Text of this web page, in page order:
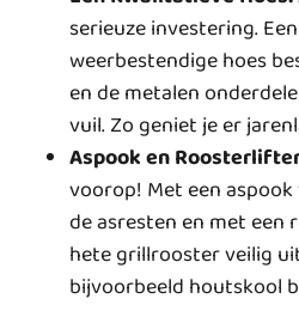
serieuze investering.
weerbestendige hoes
en de metalen
vuil. Zo geniet je er
Aspook en
voorop! Met een
de asresten en met
hete grillrooster veilig
bijvoorbeeld houtskool